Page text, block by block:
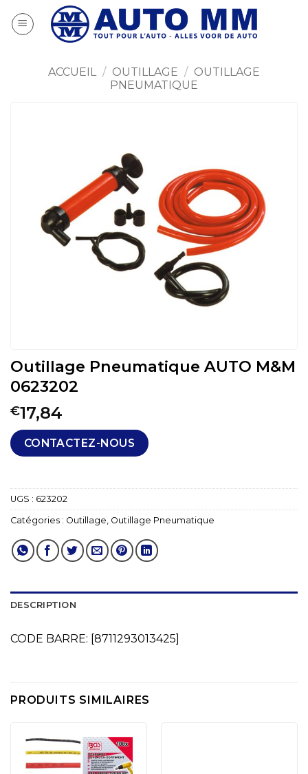
au
ACCUEIL / OUTILLAGE / OUTILLAGE
PNEUMATIQUE
Outillage Pneumatique AUTO M&M
0623202
€17,84
CONTACTEZ-NOUS
UGS : 623202
Catégories : Outillage Outillage Pneumatique
DESCRIPTION
CODE BARRE: [8711293013425]
PRODUITS SIMILAIRES